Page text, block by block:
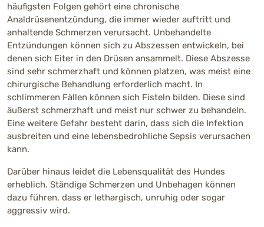
häufigsten Folgen gehört eine chronische
Analdrüsenentzündung, die immer wieder auftritt und
anhaltende Schmerzen verursacht. Unbehandelte
Entzündungen können sich zu Abszessen entwickeln, bei
denen sich Eiter in den Drüsen ansammelt. Diese Abszesse
sind sehr schmerzhaft und können platzen, was meist eine
chirurgische Behandlung erforderlich macht. In
schlimmeren Fällen können sich Fisteln bilden. Diese sind
äußerst schmerzhaft und meist nur schwer zu behandeln.
Eine weitere Gefahr besteht darin, dass sich die Infektion
ausbreiten und eine lebensbedrohliche Sepsis verursachen
kann.
Darüber hinaus leidet die Lebensqualität des Hundes
erheblich. Ständige Schmerzen und Unbehagen können
dazu führen, dass er lethargisch, unruhig oder sogar
aggressiv wird.